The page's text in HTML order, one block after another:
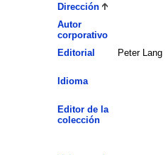
Dirección
Autor
corporativo
Editorial Peter Lang
Idioma
Editor de la
colección